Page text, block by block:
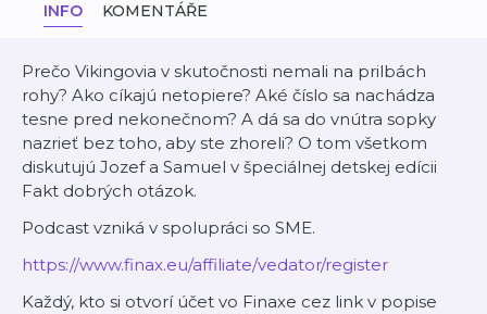
INFO KOMENTÁŘE
Prečo Vikingovia v skutočnosti nemali na prilbách
rohy? Ako cíkajú netopiere? Aké číslo sa nachádza
tesne pred nekonečnom? A dá sa do vnútra sopky
nazrieť bez toho, aby ste zhoreli? O tom všetkom
diskutujú Jozef a Samuel v špeciálnej detskej edícii
Fakt dobrých otázok.
Podcast vzniká v spolupráci so SME.
https://www.finax.eu/affiliate/vedator/register
Každý, kto si otvorí účet vo Finaxe cez link v popise